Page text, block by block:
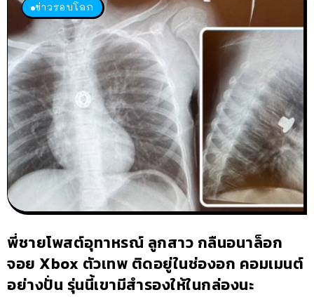
ข่าวรอบโลก
พี่ชายโพสต์อุทาหรณ์ ลูกสาว กลืนอนาล็อก
จอย Xbox ตัวเทพ ติดอยู่ในช่องอก คอมเมนต์
อย่างปั่น รุ่นนี้เขามีสำรองให้ในกล่องนะ